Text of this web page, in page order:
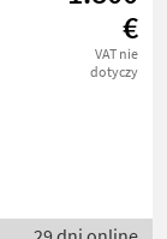
€
VAT nie
dotyczy